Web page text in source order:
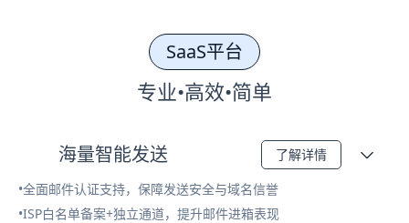
SaaS平台
专业•高效•简单
海量智能发送 了解详情
•全面邮件认证支持，保障发送安全与域名信誉
•ISP白名单备案+独立通道，提升邮件进箱表现